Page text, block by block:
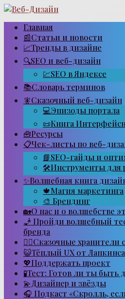
Перейти
контентуГлавная
📰Статьи и новости
📈Тренды в дизайне
🔍SEO и веб-дизайн
💹SEO в Яндексе
📚Словарь терминов
🧚Сказочный веб-дизайн
💻Эпизоды портала
📜Книга
🧰Ресурсы
📋Чек-листы по веб-
📘SEO-гайды и
🛠Инструменты для
✨Волшебная книга
🍁Магия маркетинга
🎨 Брендинг
🏡О нас и о волшебстве
🧞 Пройди волшебный
бренда
🧙‍♂️Сказочные хранители
😺Тёплый UX от Лапкинса
💖Поддержать проект
🧪Тест: Готов ли ты быть
💫Дизайнер и звёзды
🎧 Подкаст «Скролль,